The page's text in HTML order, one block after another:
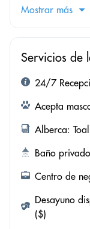
Mostrar más
Servicios de
24/7
Acepta
Alberca:
Baño privado
Centro de
Desayuno
($)